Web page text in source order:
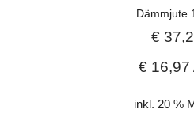
Dämmjute
€
€ 16,97
inkl. 20 %